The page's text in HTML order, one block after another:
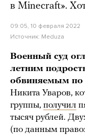
в Minecraft».
09:05, 10 февраля 2022
Источник: Meduza
Военный суд
летним
обвиняемым по
Никита Уваров,
группы, получил
тысяч рублей.
(по данным